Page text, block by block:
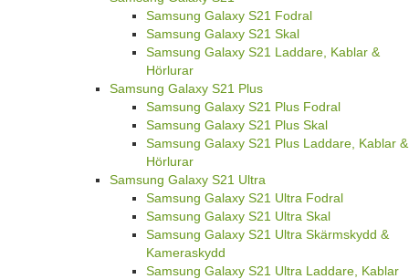
Samsung Galaxy S21 Fodral
Samsung Galaxy S21 Skal
Samsung Galaxy S21 Laddare, Kablar &
Hörlurar
Samsung Galaxy S21 Plus
Samsung Galaxy S21 Plus Fodral
Samsung Galaxy S21 Plus Skal
Samsung Galaxy S21 Plus Laddare, Kablar &
Hörlurar
Samsung Galaxy S21 Ultra
Samsung Galaxy S21 Ultra Fodral
Samsung Galaxy S21 Ultra Skal
Samsung Galaxy S21 Ultra Skärmskydd &
Kameraskydd
Samsung Galaxy S21 Ultra Laddare, Kablar